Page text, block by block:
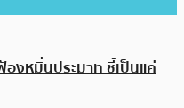
งหมิ่นประมาท ชี้เป็นแค่